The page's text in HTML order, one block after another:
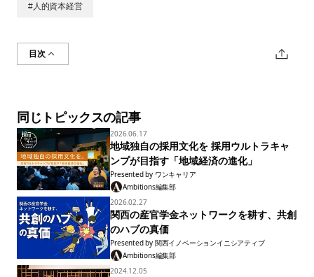
#人的資本経営
目次
同じトピックスの記事
2026.06.17
地域独自の採用文化を 採用ウルトラキャ
ンプが目指す「地域経済の進化」
Presented by ワンキャリア
Ambitions編集部
2026.02.27
関西の産官学金ネットワークを耕す、共創
のハブの真価
Presented by 関西イノベーションイニシアティブ
Ambitions編集部
2024.12.05